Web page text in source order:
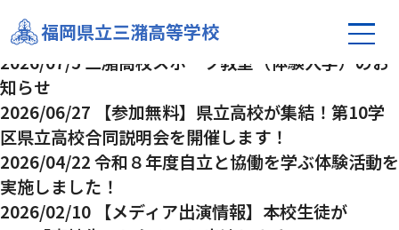
福岡県立三潴高等学校
三潴高校スポーツ教室（体験入学）のお知らせ
イベント
2026/07/5 三潴高校スポーツ教室（体験入学）のお
知らせ
2026/06/27
【参加無料】県立高校が集結！第10学
区県立高校合同説明会を開催します！
2026/04/22令和８年度自立と協働を学ぶ体験活動を
実施しました！
2026/02/10
【メディア出演情報】本校生徒が